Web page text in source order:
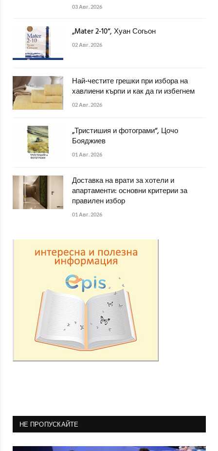
03 Авг. 2026
„Mater 2-10“, Хуан Согьон
02 Авг. 2026
Най-честите грешки при избора на
хавлиени кърпи и как да ги избегнем
02 Авг. 2026
„Тристишия и фотограми“, Цочо
Бояджиев
01 Авг. 2026
Доставка на врати за хотели и
апартаменти: основни критерии за
правилен избор
01 Авг. 2026
НЕ ПРОПУСКАЙТЕ